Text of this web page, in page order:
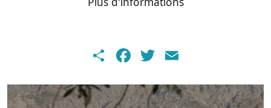
ShareFacebook
Twitter